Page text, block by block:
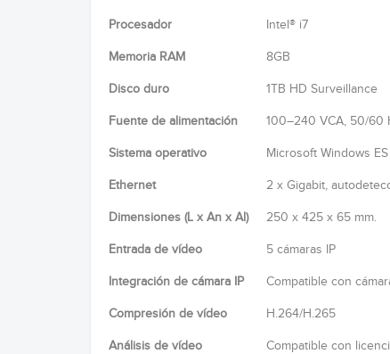
Procesador Intel® i7
Memoria RAM 8GB
Disco duro 1TB HD Surveillance
Fuente de alimentación 100–240 VCA, 50/60
Sistema operativo Microsoft Windows ES
Ethernet 2 x Gigabit,
Dimensiones (L x An x Al) 250 x 425 x 65 mm.
Entrada de vídeo 5 cámaras IP
Integración de cámara IP Compatible con
Compresión de vídeo H.264/H.265
Análisis de vídeo Compatible con